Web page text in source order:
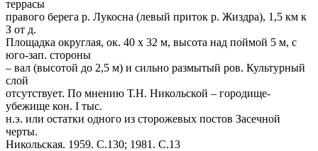
террасы
правого берега р. Лукосна (левый приток р. Жиздра), 1,5 км к
З от д.
Площадка округлая, ок. 40 х 32 м, высота над поймой 5 м, с
юго-зап. стороны
– вал (высотой до 2,5 м) и сильно размытый ров. Культурный
слой
отсутствует. По мнению Т.Н. Никольской – городище-
убежище кон. I тыс.
н.э. или остатки одного из сторожевых постов Засечной
черты.
Никольская. 1959. С.130; 1981. С.13